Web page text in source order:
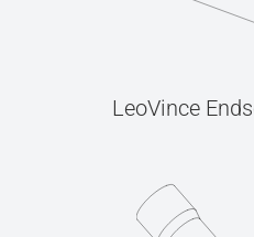
LeoVince